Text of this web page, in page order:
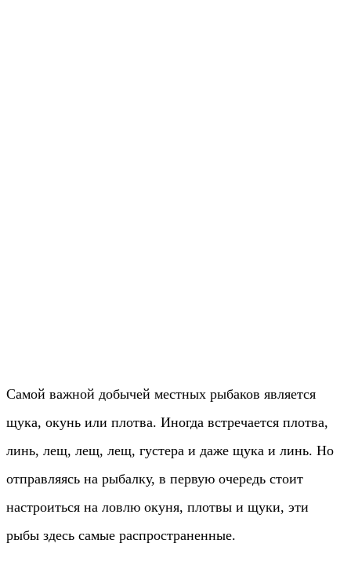
Самой важной добычей местных рыбаков является
щука, окунь или плотва. Иногда встречается плотва,
линь, лещ, лещ, лещ, густера и даже щука и линь. Но
отправляясь на рыбалку, в первую очередь стоит
настроиться на ловлю окуня, плотвы и щуки, эти
рыбы здесь самые распространенные.